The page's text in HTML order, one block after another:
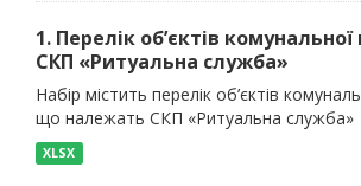
1. Перелік об’єктів комунальної
СКП «Ритуальна служба»
Набір містить перелік об’єктів
що належать СКП «Ритуальна служба»
XLSX